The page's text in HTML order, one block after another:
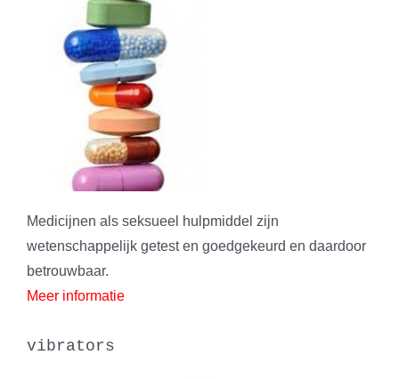
Medicijnen als seksueel hulpmiddel zijn
wetenschappelijk getest en goedgekeurd en daardoor
betrouwbaar.
Meer informatie
vibrators